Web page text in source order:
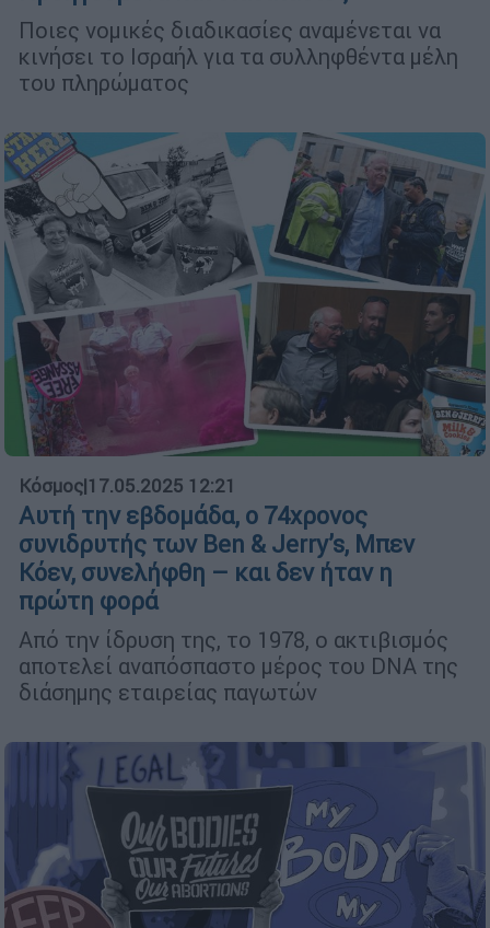
Ποιες νομικές διαδικασίες αναμένεται να
κινήσει το Ισραήλ για τα συλληφθέντα μέλη
του πληρώματος
Κόσμος|17.05.2025 12:21
Αυτή την εβδομάδα, ο 74χρονος
συνιδρυτής των Ben & Jerry’s, Μπεν
Κόεν, συνελήφθη – και δεν ήταν η
πρώτη φορά
Από την ίδρυση της, το 1978, ο ακτιβισμός
αποτελεί αναπόσπαστο μέρος του DNA της
διάσημης εταιρείας παγωτών